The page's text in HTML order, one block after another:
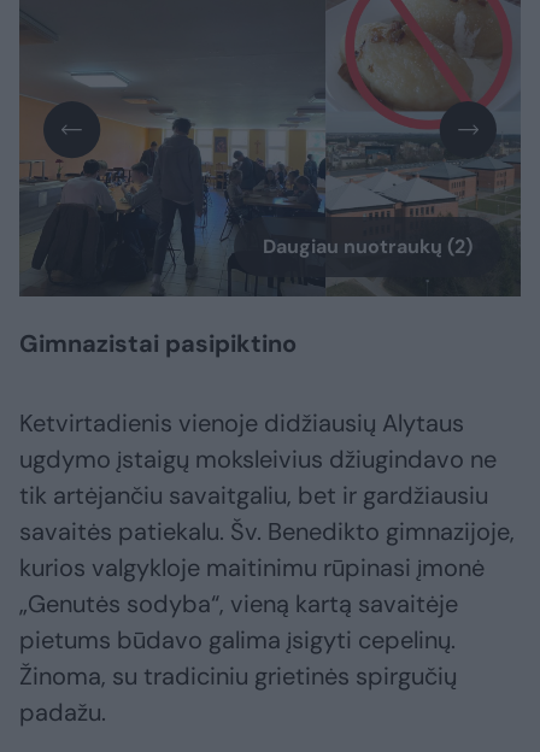
Daugiau nuotraukų (2)
Gimnazistai pasipiktino
Ketvirtadienis vienoje didžiausių Alytaus
ugdymo įstaigų moksleivius džiugindavo ne
tik artėjančiu savaitgaliu, bet ir gardžiausiu
savaitės patiekalu. Šv. Benedikto gimnazijoje,
kurios valgykloje maitinimu rūpinasi įmonė
„Genutės sodyba“, vieną kartą savaitėje
pietums būdavo galima įsigyti cepelinų.
Žinoma, su tradiciniu grietinės spirgučių
padažu.